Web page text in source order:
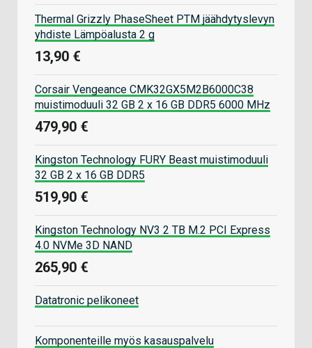
Thermal Grizzly PhaseSheet PTM jäähdytyslevyn
yhdiste Lämpöalusta 2 g
13,90 €
Corsair Vengeance CMK32GX5M2B6000C38
muistimoduuli 32 GB 2 x 16 GB DDR5 6000 MHz
479,90 €
Kingston Technology FURY Beast muistimoduuli
32 GB 2 x 16 GB DDR5
519,90 €
Kingston Technology NV3 2 TB M.2 PCI Express
4.0 NVMe 3D NAND
265,90 €
Datatronic pelikoneet
Komponenteille myös kasauspalvelu